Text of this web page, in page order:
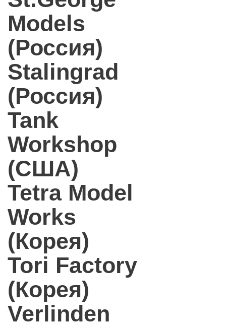
Models
(Россия)
Stalingrad
(Россия)
Tank
Workshop
(США)
Tetra Model
Works
(Корея)
Tori Factory
(Корея)
Verlinden